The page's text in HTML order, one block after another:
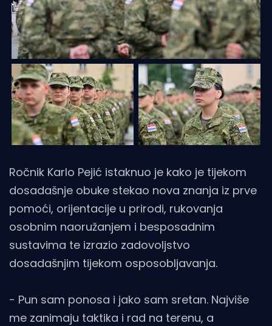
Ročnik Karlo Pejić istaknuo je kako je tijekom
dosadašnje obuke stekao nova znanja iz prve
pomoći, orijentacije u prirodi, rukovanja
osobnim naoružanjem i besposadnim
sustavima te izrazio zadovoljstvo
dosadašnjim tijekom osposobljavanja.
- Pun sam ponosa i jako sam sretan. Najviše
me zanimaju taktika i rad na terenu, a